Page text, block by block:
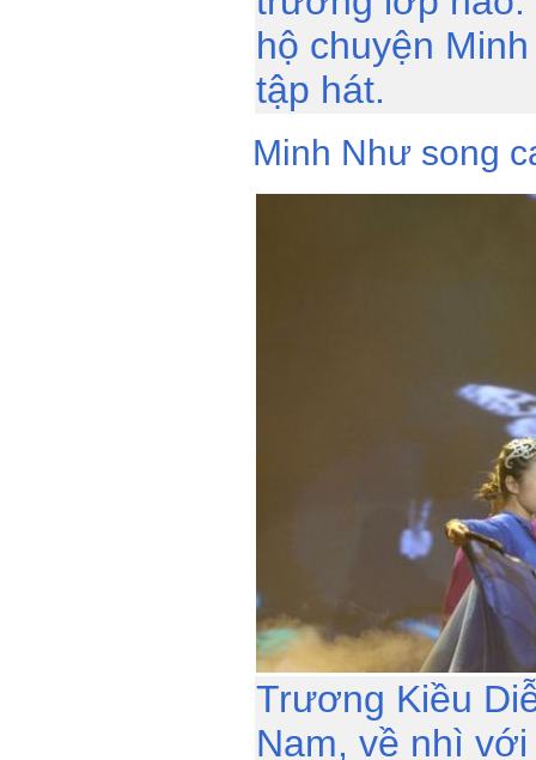
hộ chuyện
tập hát.
Minh Như song
Trương Kiều
Nam, về nhì